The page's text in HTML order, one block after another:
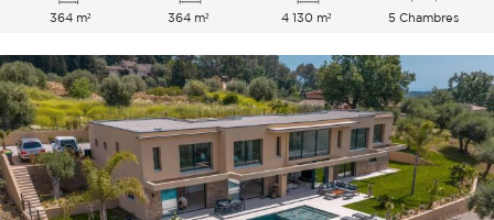
364 m² 364 m² 4 130 m² 5 Chambres